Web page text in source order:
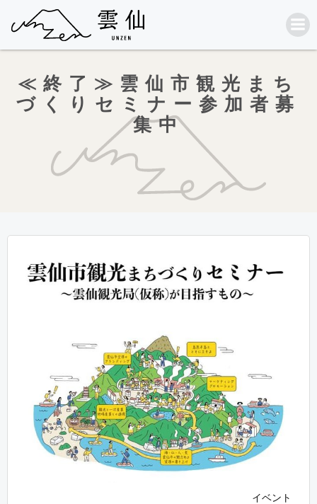
へ
ス
キ
ッ
プ
≪終了≫雲仙市観光まち
づくりセミナー参加者募
集中
イベント